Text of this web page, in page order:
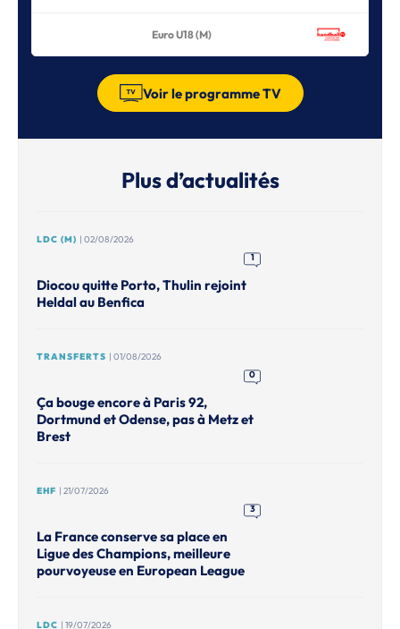
Euro U18 (M)
Voir le programme TV
Plus d’actualités
LDC (M) | 02/08/2026
1
Diocou quitte Porto, Thulin rejoint
Heldal au Benfica
TRANSFERTS | 01/08/2026
0
Ça bouge encore à Paris 92,
Dortmund et Odense, pas à Metz et
Brest
EHF | 21/07/2026
3
La France conserve sa place en
Ligue des Champions, meilleure
pourvoyeuse en European League
LDC | 19/07/2026